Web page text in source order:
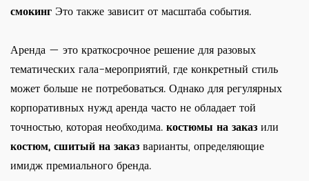
смокингЭто также зависит от масштаба события.
Аренда — это краткосрочное решение для разовых
тематических гала-мероприятий, где конкретный стиль
может больше не потребоваться. Однако для регулярных
корпоративных нужд аренда часто не обладает той
точностью, которая необходима.костюмы на заказили
костюм, сшитый на заказварианты, определяющие
имидж премиального бренда.